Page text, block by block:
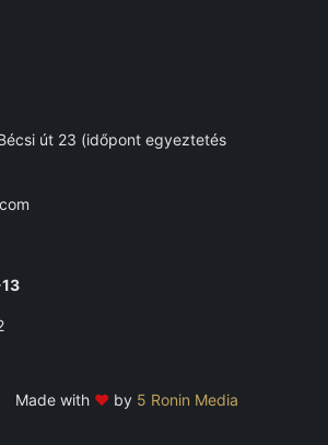
út 23 (időpont egyeztetés
Made with ♥ by 5 Ronin Media